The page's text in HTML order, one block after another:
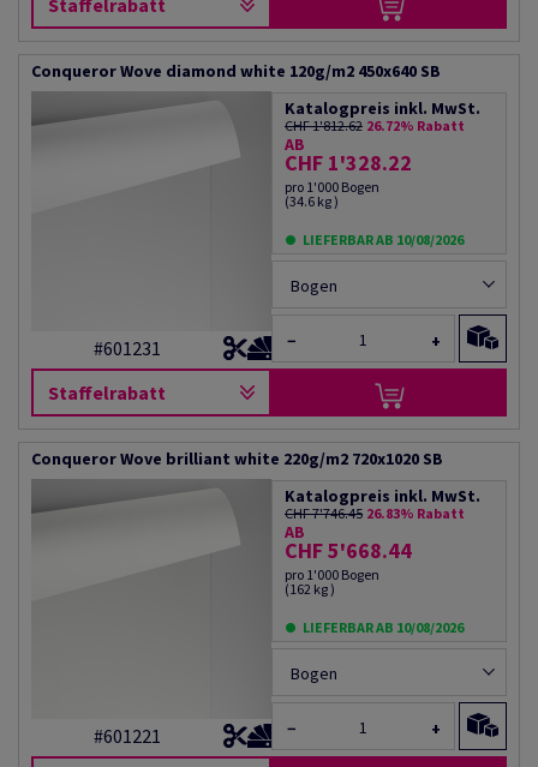
Staffelrabatt
Conqueror Wove diamond white 120g/m2 450x640 SB
#601231
Staffelrabatt
Katalogpreis inkl. MwSt.
CHF 1'812.62 26.72% Rabatt
AB
CHF 1'328.22
pro 1'000 Bogen
(34.6 kg )
LIEFERBAR AB 10/08/2026
Bogen
− +
Conqueror Wove brilliant white 220g/m2 720x1020 SB
#601221
Katalogpreis inkl. MwSt.
CHF 7'746.45 26.83% Rabatt
AB
CHF 5'668.44
pro 1'000 Bogen
(162 kg )
LIEFERBAR AB 10/08/2026
Bogen
− +